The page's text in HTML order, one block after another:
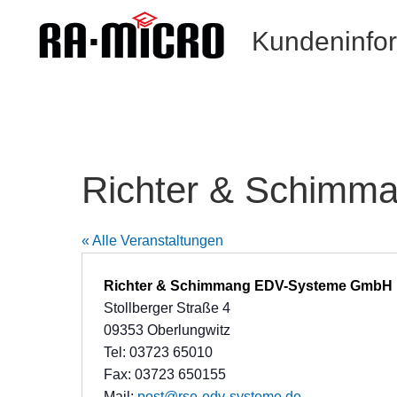
Richter &
« Alle Veranstaltungen
Richter & Schimmang EDV-Systeme GmbH
Stollberger Straße 4
09353 Oberlungwitz
Tel: 03723 65010
Fax: 03723 650155